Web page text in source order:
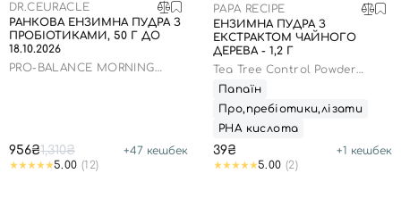
DR.CEURACLE
РАНКОВА ЕНЗИМНА ПУДРА З
ПРОБІОТИКАМИ, 50 Г ДО
18.10.2026
PRO-BALANCE MORNING
956₴1,310₴ +47 кешбек
5.00 (12)
PAPA RECIPE
ЕНЗИМНА ПУДРА З
ЕКСТРАКТОМ ЧАЙНОГО
ДЕРЕВА - 1,2 Г
Tea Tree Control Powder
Cleanser
Папаїн
Про,пребіотики,лізати
РНА кислота
39₴ +1 кешбек
5.00 (2)